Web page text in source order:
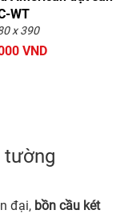
WT
x 390
VND
tường
đại, bồn cầu két